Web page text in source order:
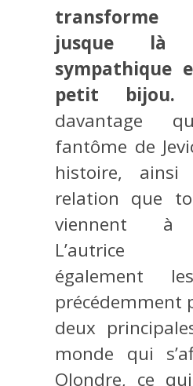
jusque là
sympathique
petit bijou.
davantage
fantôme de
histoire,
relation que
viennent à
L’autrice
également
précédemment
deux
monde qui
Olondre, ce